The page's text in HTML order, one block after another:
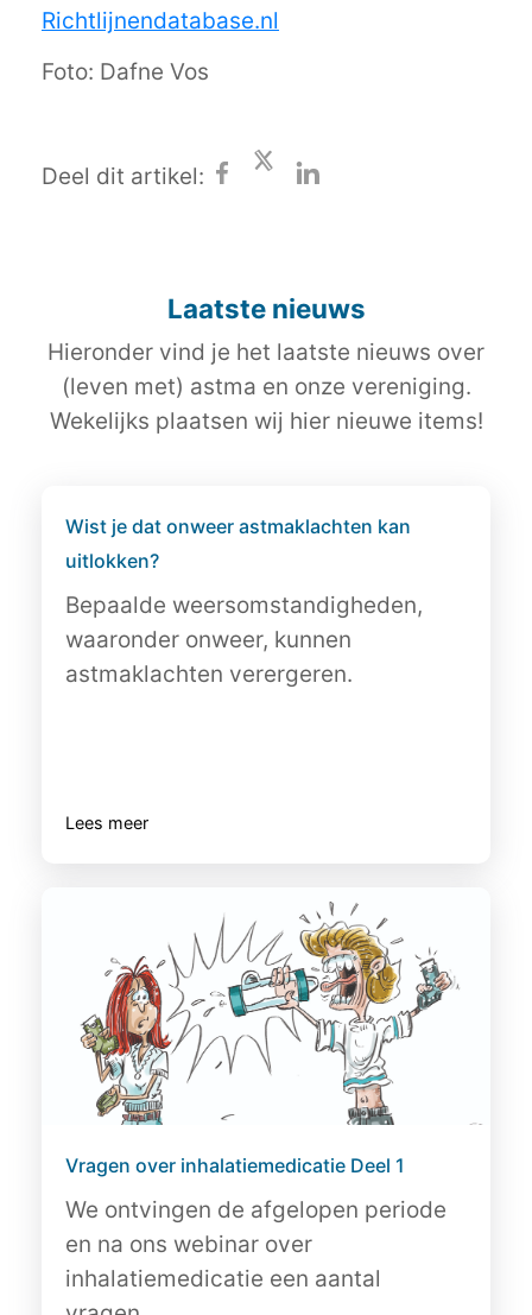
Richtlijnendatabase.nl
Foto: Dafne Vos
Deel dit artikel:
Laatste nieuws
Hieronder vind je het laatste nieuws over
(leven met) astma en onze vereniging.
Wekelijks plaatsen wij hier nieuwe items!
Wist je dat onweer astmaklachten kan
uitlokken?
Bepaalde weersomstandigheden,
waaronder onweer, kunnen
astmaklachten verergeren.
Lees meer
Vragen over inhalatiemedicatie Deel 1
We ontvingen de afgelopen periode
en na ons webinar over
inhalatiemedicatie een aantal